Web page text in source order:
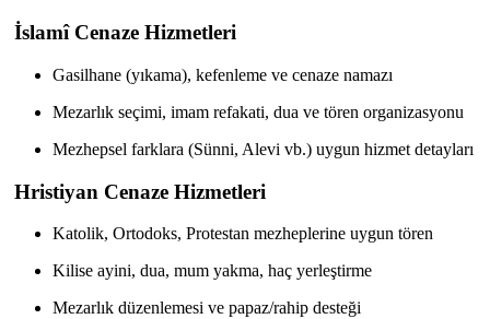
İslamî Cenaze Hizmetleri
Gasilhane (yıkama), kefenleme ve cenaze namazı
Mezarlık seçimi, imam refakati, dua ve tören organizasyonu
Mezhepsel farklara (Sünni, Alevi vb.) uygun hizmet detayları
Hristiyan Cenaze Hizmetleri
Katolik, Ortodoks, Protestan mezheplerine uygun tören
Kilise ayini, dua, mum yakma, haç yerleştirme
Mezarlık düzenlemesi ve papaz/rahip desteği